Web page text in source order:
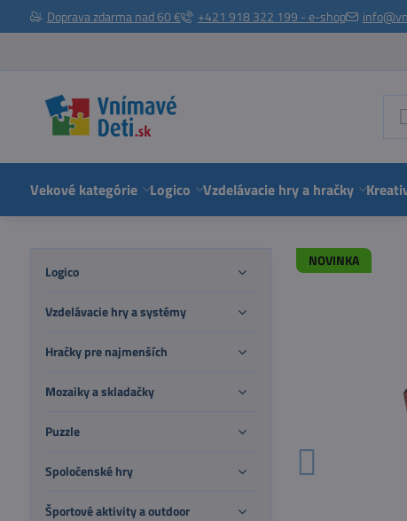
Doprava zdarma nad 60 € +421 918 322 199 - e-shop
Vekové kategórie Logico Vzdelávacie hry a hračky
NOVINKA
Logico
Vzdelávacie hry a systémy
Hračky pre najmenších
Mozaiky a skladačky
Puzzle
Spoločenské hry
Športové aktivity a outdoor